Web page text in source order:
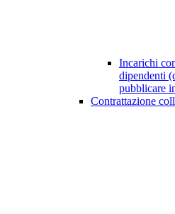
Incarichi
dipendenti
pubblicare
Contrattazione